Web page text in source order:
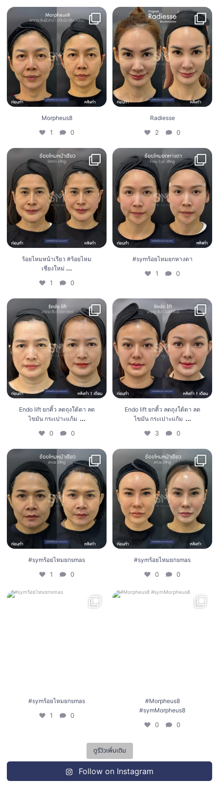
Morpheus8
1 0
Morpheus8
1 0
Radiesse
2 0
Radiesse
2 0
ร้อยไหมหน้าเรียว #ร้อยไหมเชียงใหม่
1 0
ร้อยไหมหน้าเรียว #ร้อยไหม
เชียงใหม่ ...
1 0
#symร้อยไหมยกหางตา
1 0
#symร้อยไหมยกหางตา
1 0
Endo lift ยกคิ้ว ลดถุงใต้ตา ลดไขมัน
กระเปาะแก้ม...
0
Endo lift ยกคิ้ว ลดถุงใต้ตา ลด
ไขมัน กระเปาะแก้ม ...
0 0
Endo lift ยกคิ้ว ลดถุงใต้ตา ลดไขมัน
กระเปาะแก้ม...
3 0
Endo lift ยกคิ้ว ลดถุงใต้ตา ลด
ไขมัน กระเปาะแก้ม ...
3 0
#symร้อยไหมยกsmas
1 0
#symร้อยไหมยกsmas
1 0
#symร้อยไหมยกsmas
0 0
#symร้อยไหมยกsmas
0 0
#symร้อยไหมยกsmas
1 0
#Morpheus8 #symMorpheus8
#Morpheus8
#symMorpheus8
0 0
ดูรีวิวเพิ่มเติม
Follow on Instagram